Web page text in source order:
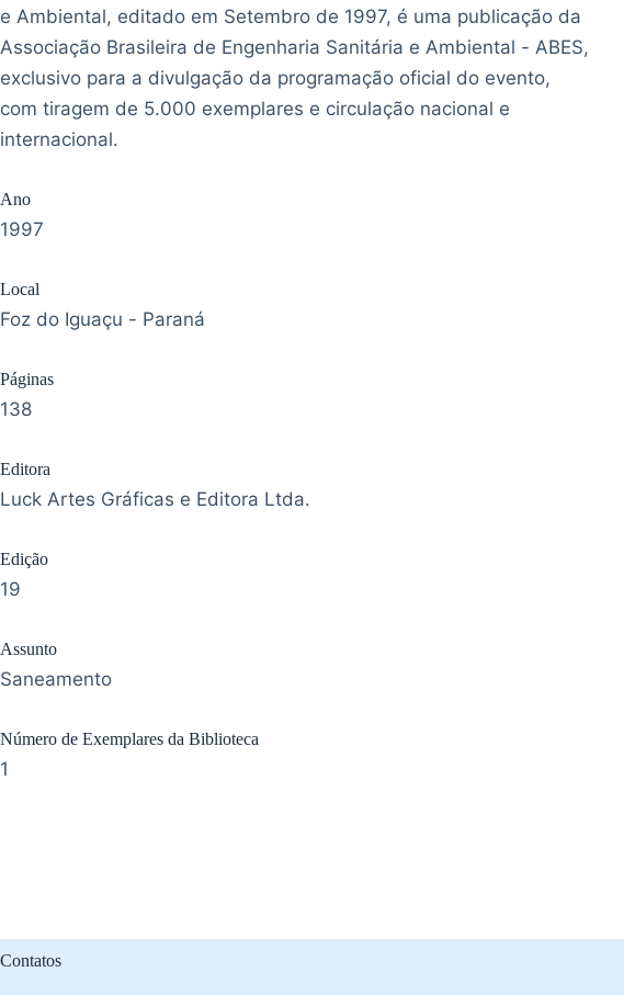
e Ambiental, editado em Setembro de 1997, é uma publicação da
Associação Brasileira de Engenharia Sanitária e Ambiental - ABES,
exclusivo para a divulgação da programação oficial do evento,
com tiragem de 5.000 exemplares e circulação nacional e
internacional.
Ano
1997
Local
Foz do Iguaçu - Paraná
Páginas
138
Editora
Luck Artes Gráficas e Editora Ltda.
Edição
19
Assunto
Saneamento
Número de Exemplares da Biblioteca
1
Contatos